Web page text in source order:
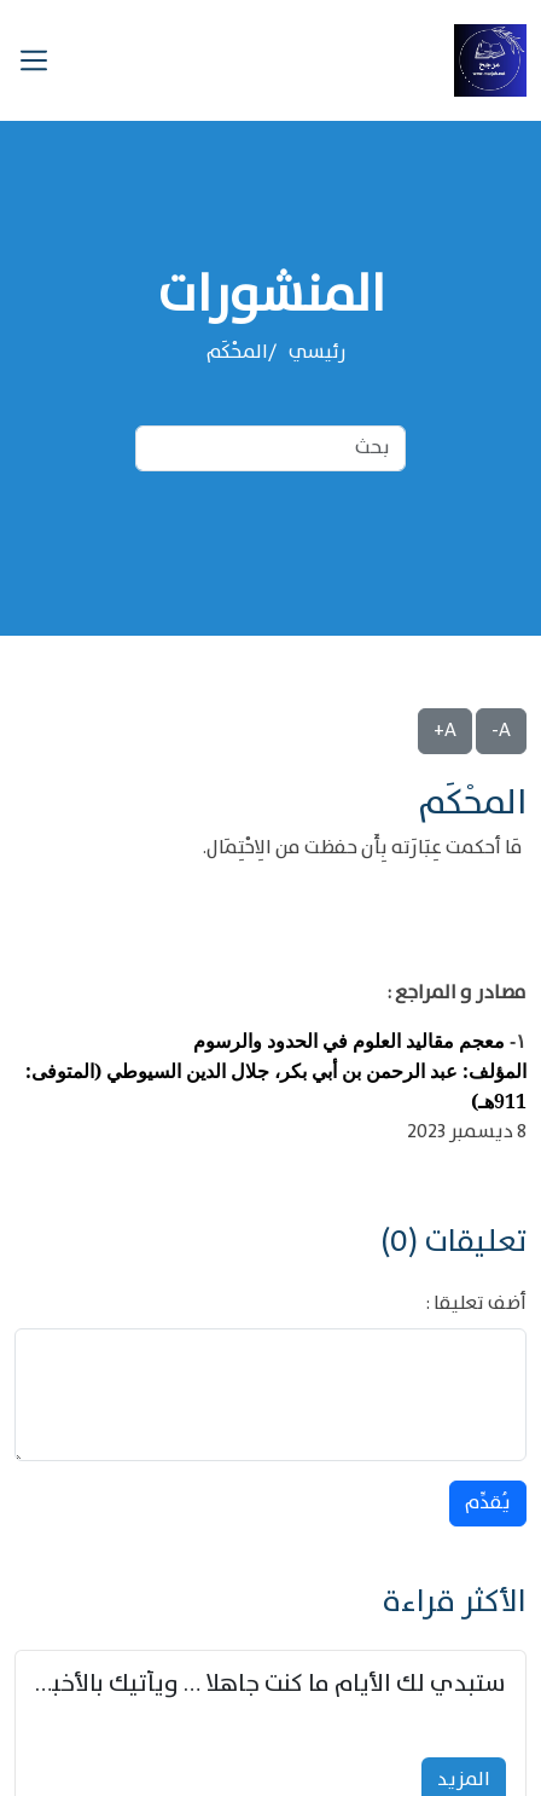
المنشورات
رئيسي المحْكَم
A-
A+
المحْكَم
مَا أحكمت عِبَارَته بِأَن حفظت من الِاحْتِمَال.
مصادر و المراجع :
١-
معجم مقاليد العلوم في الحدود والرسوم
المؤلف: عبد الرحمن بن أبي بكر، جلال الدين السيوطي (المتوفى:
911هـ)
8 ديسمبر 2023
تعليقات (0)
أضف تعليقا :
يُقدِّم
الأكثر قراءة
ستبدي لك الأيام ما كنت جاهلا … ويأتيك بالأخبار من لم تزوّد
المزید